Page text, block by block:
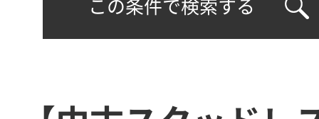
この条件で検索する